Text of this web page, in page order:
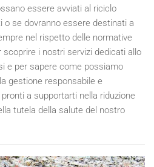
essere avviati al riciclo
o se dovranno essere destinati a
nel rispetto delle normative
i nostri servizi dedicati allo
e per sapere come possiamo
gestione responsabile e
a supportarti nella riduzione
tutela della salute del nostro